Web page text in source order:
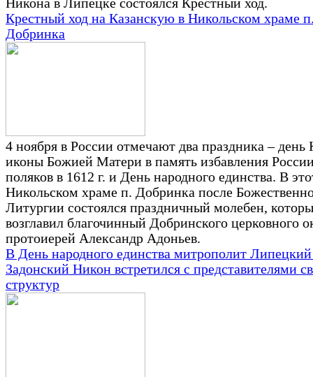
Никона в Липецке состоялся Крестный ход.
Крестный ход на Казанскую в Никольском храме
Добринка
4 ноября в России отмечают два праздника – день
иконы Божией Матери в память избавления
поляков в 1612 г. и День народного единства. В
Никольском храме п. Добринка после
Литургии состоялся праздничный молебен,
возглавил благочинный Добринского церковного
протоиерей Александр Адоньев.
В День народного единства митрополит
Задонский Никон встретился с представителями
структур